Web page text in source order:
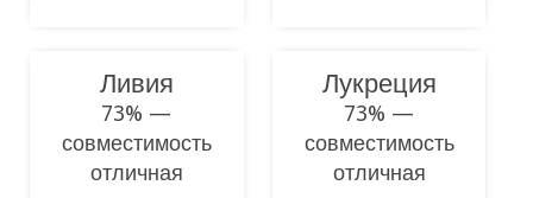
Ливия
73% —
совместимость
отличная
Лукреция
73% —
совместимость
отличная